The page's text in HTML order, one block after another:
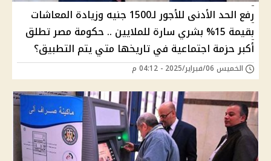
رفع الحد الأدنى للأجور لـ1500 جنيه وزيادة المعاشات
بقيمة 15% بشري سارة للملايين .. حكومة مصر تطلق
أكبر حزمة اجتماعية في تاريخها متي يتم التطبيق؟
الخميس 06/فبراير/2025 - 04:12 م